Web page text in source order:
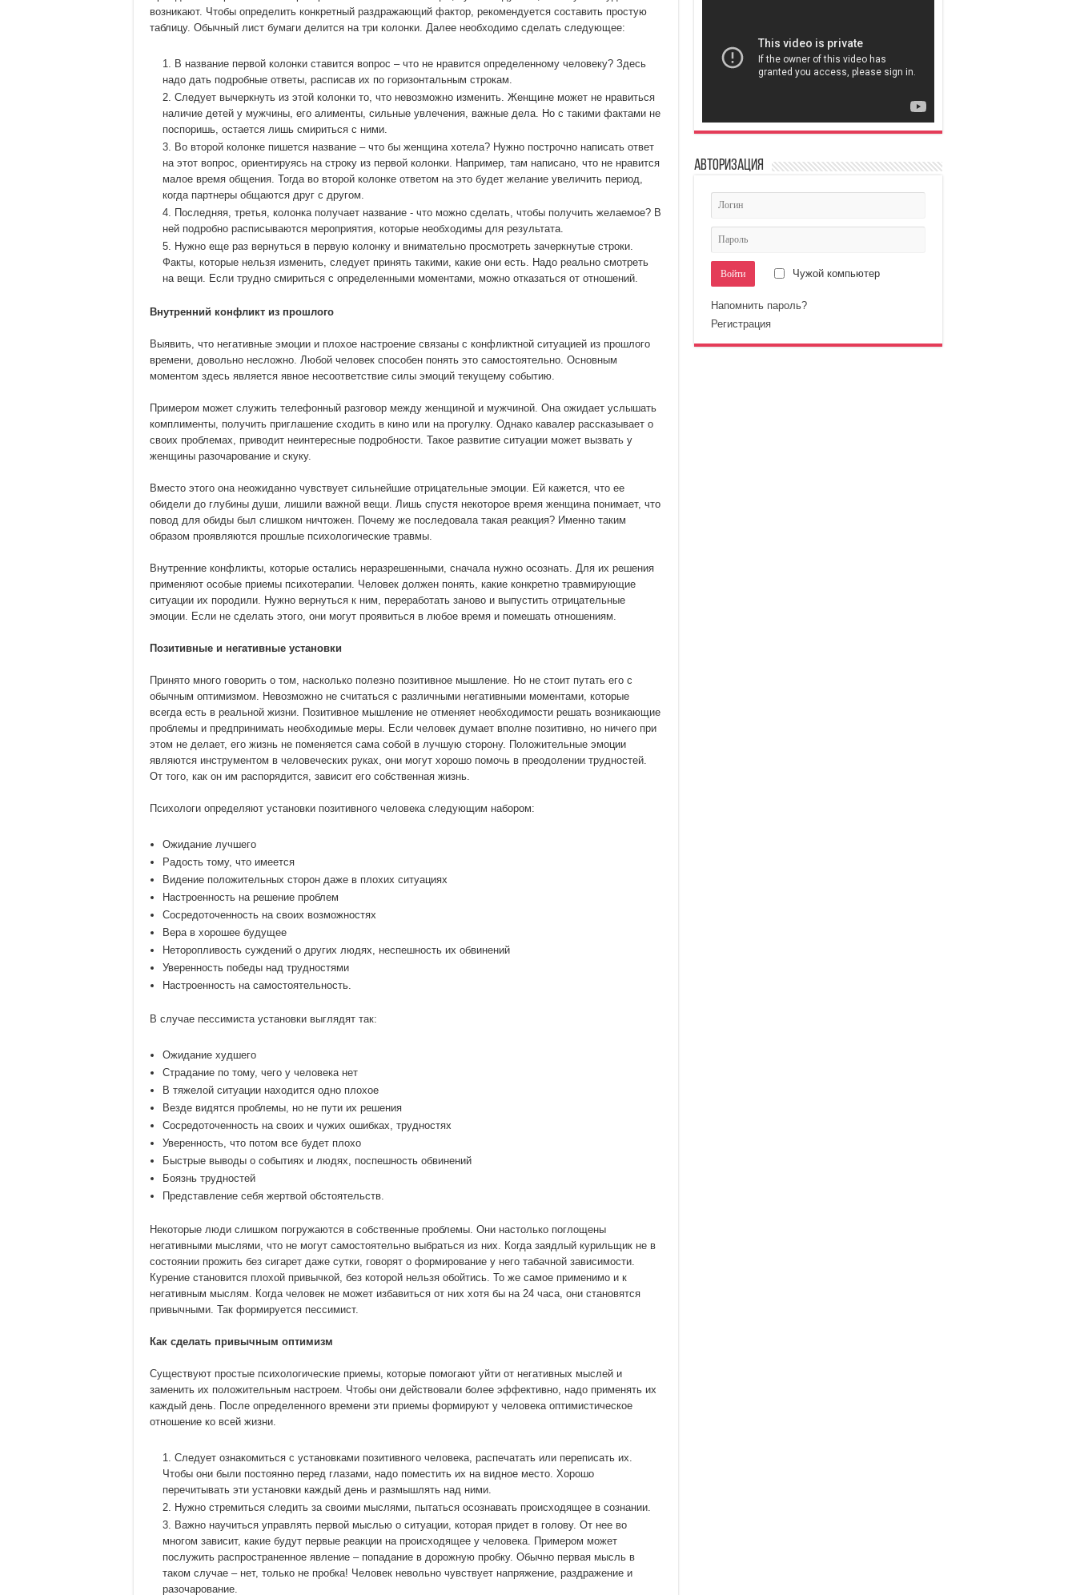
возникают. Чтобы определить конкретный раздражающий фактор, рекомендуется составить простую
таблицу. Обычный лист бумаги делится на три колонки. Далее необходимо сделать следующее:
В название первой колонки ставится вопрос – что не нравится определенному человеку? Здесь
надо дать подробные ответы, расписав их по горизонтальным строкам.
Следует вычеркнуть из этой колонки то, что невозможно изменить. Женщине может не нравиться
наличие детей у мужчины, его алименты, сильные увлечения, важные дела. Но с такими фактами не
поспоришь, остается лишь смириться с ними.
Во второй колонке пишется название – что бы женщина хотела? Нужно построчно написать ответ
на этот вопрос, ориентируясь на строку из первой колонки. Например, там написано, что не нравится
малое время общения. Тогда во второй колонке ответом на это будет желание увеличить период,
когда партнеры общаются друг с другом.
Последняя, третья, колонка получает название - что можно сделать, чтобы получить желаемое? В
ней подробно расписываются мероприятия, которые необходимы для результата.
Нужно еще раз вернуться в первую колонку и внимательно просмотреть зачеркнутые строки.
Факты, которые нельзя изменить, следует принять такими, какие они есть. Надо реально смотреть
на вещи. Если трудно смириться с определенными моментами, можно отказаться от отношений.
Внутренний конфликт из прошлого
Выявить, что негативные эмоции и плохое настроение связаны с конфликтной ситуацией из прошлого
времени, довольно несложно. Любой человек способен понять это самостоятельно. Основным
моментом здесь является явное несоответствие силы эмоций текущему событию.
Примером может служить телефонный разговор между женщиной и мужчиной. Она ожидает услышать
комплименты, получить приглашение сходить в кино или на прогулку. Однако кавалер рассказывает о
своих проблемах, приводит неинтересные подробности. Такое развитие ситуации может вызвать у
женщины разочарование и скуку.
Вместо этого она неожиданно чувствует сильнейшие отрицательные эмоции. Ей кажется, что ее
обидели до глубины души, лишили важной вещи. Лишь спустя некоторое время женщина понимает, что
повод для обиды был слишком ничтожен. Почему же последовала такая реакция? Именно таким
образом проявляются прошлые психологические травмы.
Внутренние конфликты, которые остались неразрешенными, сначала нужно осознать. Для их решения
применяют особые приемы психотерапии. Человек должен понять, какие конкретно травмирующие
ситуации их породили. Нужно вернуться к ним, переработать заново и выпустить отрицательные
эмоции. Если не сделать этого, они могут проявиться в любое время и помешать отношениям.
Позитивные и негативные установки
Принято много говорить о том, насколько полезно позитивное мышление. Но не стоит путать его с
обычным оптимизмом. Невозможно не считаться с различными негативными моментами, которые
всегда есть в реальной жизни. Позитивное мышление не отменяет необходимости решать возникающие
проблемы и предпринимать необходимые меры. Если человек думает вполне позитивно, но ничего при
этом не делает, его жизнь не поменяется сама собой в лучшую сторону. Положительные эмоции
являются инструментом в человеческих руках, они могут хорошо помочь в преодолении трудностей.
От того, как он им распорядится, зависит его собственная жизнь.
Психологи определяют установки позитивного человека следующим набором:
Ожидание лучшего
Радость тому, что имеется
Видение положительных сторон даже в плохих ситуациях
Настроенность на решение проблем
Сосредоточенность на своих возможностях
Вера в хорошее будущее
Неторопливость суждений о других людях, неспешность их обвинений
Уверенность победы над трудностями
Настроенность на самостоятельность.
В случае пессимиста установки выглядят так:
Ожидание худшего
Страдание по тому, чего у человека нет
В тяжелой ситуации находится одно плохое
Везде видятся проблемы, но не пути их решения
Сосредоточенность на своих и чужих ошибках, трудностях
Уверенность, что потом все будет плохо
Быстрые выводы о событиях и людях, поспешность обвинений
Боязнь трудностей
Представление себя жертвой обстоятельств.
Некоторые люди слишком погружаются в собственные проблемы. Они настолько поглощены
негативными мыслями, что не могут самостоятельно выбраться из них. Когда заядлый курильщик не в
состоянии прожить без сигарет даже сутки, говорят о формирование у него табачной зависимости.
Курение становится плохой привычкой, без которой нельзя обойтись. То же самое применимо и к
негативным мыслям. Когда человек не может избавиться от них хотя бы на 24 часа, они становятся
привычными. Так формируется пессимист.
Как сделать привычным оптимизм
Существуют простые психологические приемы, которые помогают уйти от негативных мыслей и
заменить их положительным настроем. Чтобы они действовали более эффективно, надо применять их
каждый день. После определенного времени эти приемы формируют у человека оптимистическое
отношение ко всей жизни.
Следует ознакомиться с установками позитивного человека, распечатать или переписать их.
Чтобы они были постоянно перед глазами, надо поместить их на видное место. Хорошо
перечитывать эти установки каждый день и размышлять над ними.
Нужно стремиться следить за своими мыслями, пытаться осознавать происходящее в сознании.
Важно научиться управлять первой мыслью о ситуации, которая придет в голову. От нее во
многом зависит, какие будут первые реакции на происходящее у человека. Примером может
послужить распространенное явление – попадание в дорожную пробку. Обычно первая мысль в
таком случае – нет, только не пробка! Человек невольно чувствует напряжение, раздражение и
разочарование.
Авторизация
Чужой компьютер
Напомнить пароль?
Регистрация